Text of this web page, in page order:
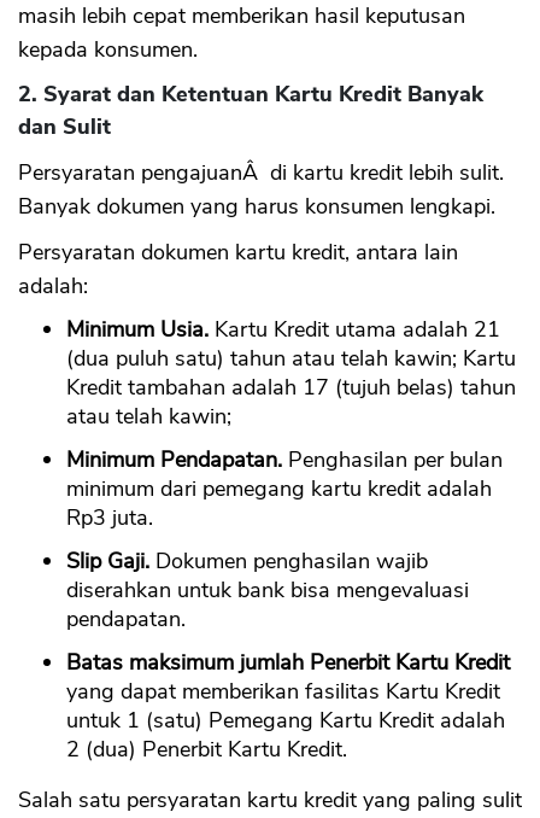
masih lebih cepat memberikan hasil keputusan
kepada konsumen.
2. Syarat dan Ketentuan Kartu Kredit Banyak
dan Sulit
Persyaratan pengajuanÂ di kartu kredit lebih sulit.
Banyak dokumen yang harus konsumen lengkapi.
Persyaratan dokumen kartu kredit, antara lain
adalah:
Minimum Usia. Kartu Kredit utama adalah 21
(dua puluh satu) tahun atau telah kawin; Kartu
Kredit tambahan adalah 17 (tujuh belas) tahun
atau telah kawin;
Minimum Pendapatan. Penghasilan per bulan
minimum dari pemegang kartu kredit adalah
Rp3 juta.
Slip Gaji. Dokumen penghasilan wajib
diserahkan untuk bank bisa mengevaluasi
pendapatan.
Batas maksimum jumlah Penerbit Kartu Kredit
yang dapat memberikan fasilitas Kartu Kredit
untuk 1 (satu) Pemegang Kartu Kredit adalah
2 (dua) Penerbit Kartu Kredit.
Salah satu persyaratan kartu kredit yang paling sulit